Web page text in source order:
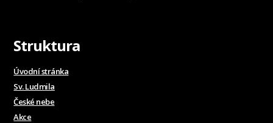
Struktura
Úvodní stránka
Sv. Ludmila
České nebe
Akce